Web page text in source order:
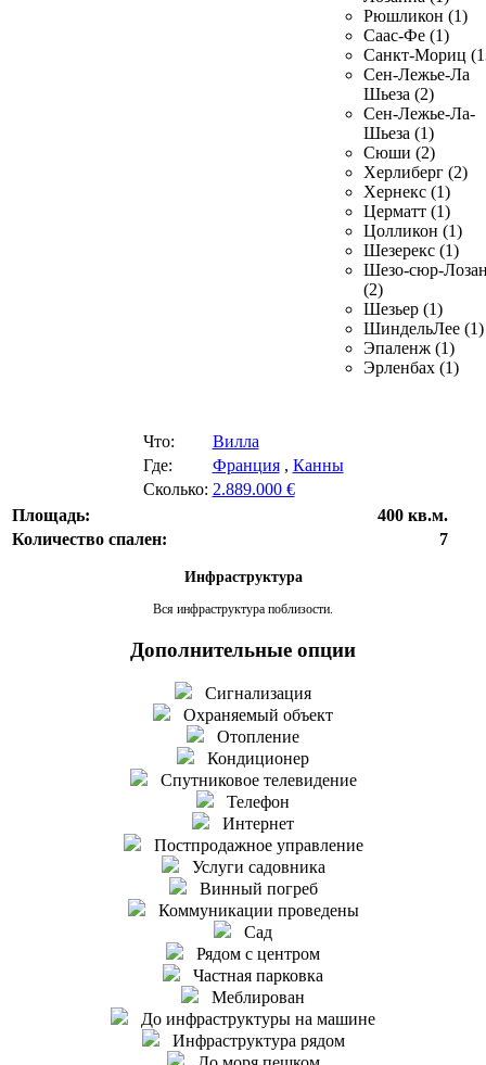
Рюшликон (1)
Саас-Фе (1)
Санкт-Мориц
Сен-Лежье-Ла
Шьеза (2)
Сен-Лежье-Ла-
Шьеза (1)
Сюши (2)
Херлиберг (2)
Хернекс (1)
Церматт (1)
Цолликон (1)
Шезерекс (1)
Шезо-сюр-
(2)
Шезьер (1)
ШиндельЛее (1)
Эпаленж (1)
Эрленбах (1)
Что:
Вилла
Где:
Франция, Канны
Сколько: 2.889.000 €
Площадь:
400 кв.м.
Количество спален:
7
Инфраструктура
Вся инфраструктура поблизости.
Дополнительные опции
Сигнализация
Охраняемый объект
Отопление
Кондиционер
Спутниковое телевидение
Телефон
Интернет
Постпродажное управление
Услуги садовника
Винный погреб
Коммуникации проведены
Сад
Рядом с центром
Частная парковка
Меблирован
До инфраструктуры на машине
Инфраструктура рядом